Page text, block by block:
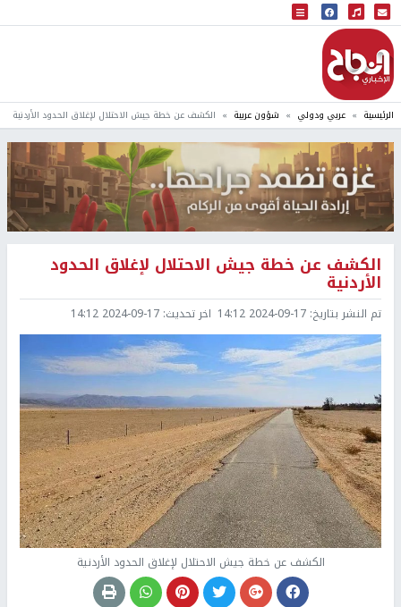
البث المباشر
إذاعة النجاح
الرئيسية عربي ودولي شؤون عربية الكشف عن خطة جيش الاحتلال لإغلاق الحدود الأردنية
الكشف عن خطة جيش الاحتلال لإغلاق الحدود
الأردنية
تم النشر بتاريخ: 2024-09-17 14:12 اخر تحديث: 2024-09-17 14:12
الكشف عن خطة جيش الاحتلال لإغلاق الحدود الأردنية